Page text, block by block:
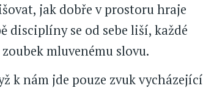
jak dobře v prostoru hraje
disciplíny se od sebe liší, každé
mluvenému slovu.
k nám jde pouze zvuk vycházející